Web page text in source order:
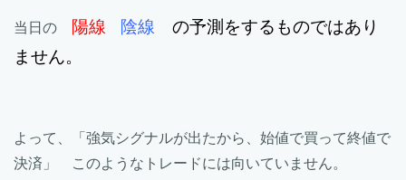
当日の 陽線 陰線 の予測をするものではあり
ません。
よって、「強気シグナルが出たから、始値で買って終値で
決済」 このようなトレードには向いていません。